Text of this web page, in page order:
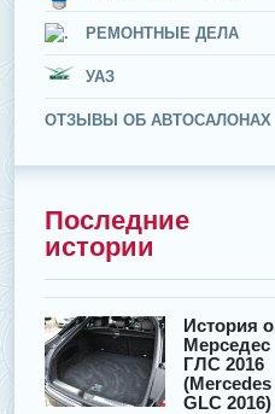
РЕМОНТНЫЕ ДЕЛА
УАЗ
ОТЗЫВЫ ОБ АВТОСАЛОНАХ
Последние
истории
История о
Мерседес
ГЛС 2016
(Mercedes
GLC 2016)